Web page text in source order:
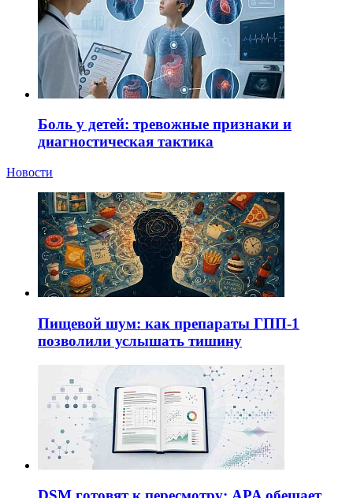
Боль у детей: тревожные признаки и
диагностическая тактика
Новости
Пищевой шум: как препараты ГПП-1
позволили услышать тишину